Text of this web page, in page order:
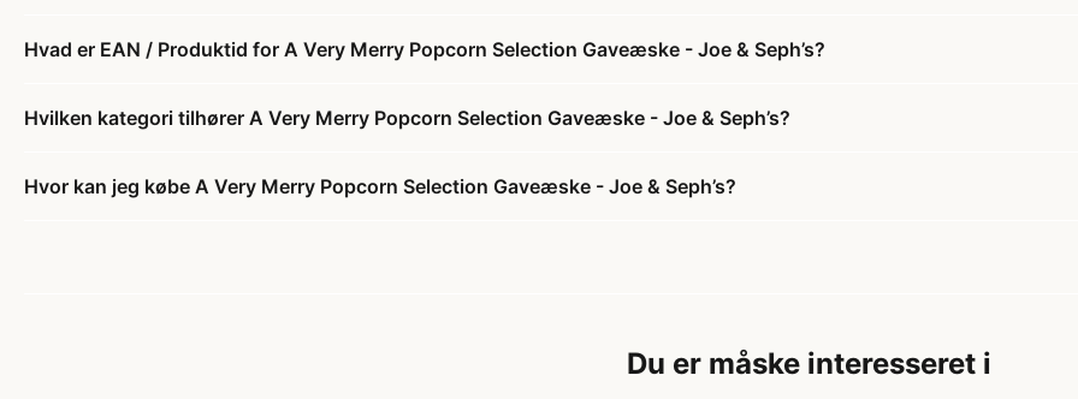
Hvad er EAN / Produktid for A Very Merry Popcorn Selection Gaveæske - Joe & Seph’s?
Hvilken kategori tilhører A Very Merry Popcorn Selection Gaveæske - Joe & Seph’s?
Hvor kan jeg købe A Very Merry Popcorn Selection Gaveæske - Joe & Seph’s?
Du er måske interesseret i